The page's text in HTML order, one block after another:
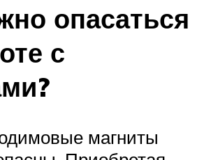
опасаться
с
магниты